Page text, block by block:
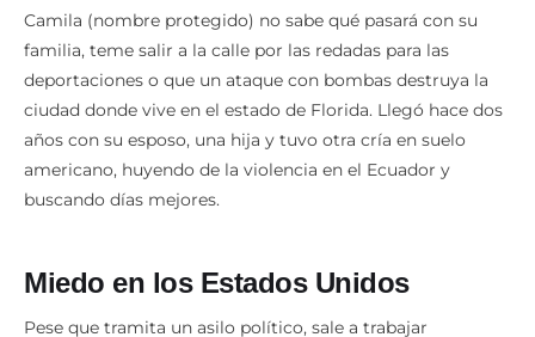
familia, teme salir a la calle por las redadas para las
deportaciones o que un ataque con bombas destruya la
ciudad donde vive en el estado de Florida. Llegó hace dos
años con su esposo, una hija y tuvo otra cría en suelo
americano, huyendo de la violencia en el Ecuador y
buscando días mejores.
Pese que tramita un asilo político, sale a trabajar
pensando que no volverá por todo lo que se escucha que